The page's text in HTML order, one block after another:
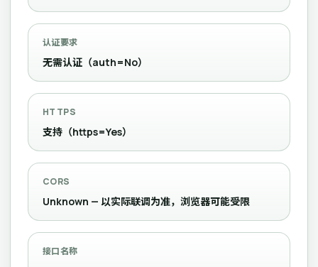
认证要求
无需认证（auth=No）
HTTPS
支持（https=Yes）
CORS
Unknown — 以实际联调为准，浏览器可能受限
接口名称